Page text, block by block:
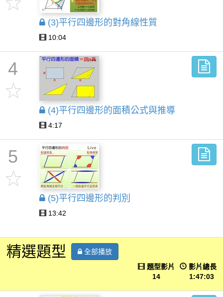
(3)平行四邊形的對角線性質
10:04
4
(4)平行四邊形的面積公式與推導
4:17
5
(5)平行四邊形的判別
13:42
精選題型
全部播放
影片總長
1:47:03
題型影片
14